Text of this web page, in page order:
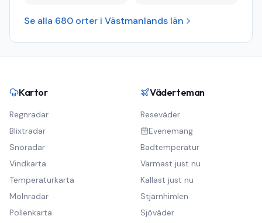
Se alla 680 orter i Västmanlands län
Kartor
Regnradar
Blixtradar
Snöradar
Vindkarta
Temperaturkarta
Molnradar
Pollenkarta
Väderteman
Reseväder
Evenemang
Badtemperatur
Varmast just nu
Kallast just nu
Stjärnhimlen
Sjöväder